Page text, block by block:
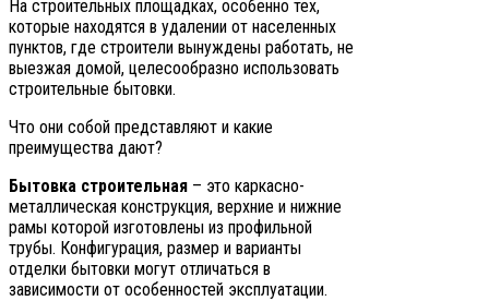
На строительных площадках, особенно тех,
которые находятся в удалении от населенных
пунктов, где строители вынуждены работать, не
выезжая домой, целесообразно использовать
строительные бытовки.
Что они собой представляют и какие
преимущества дают?
Бытовка строительная – это каркасно-
металлическая конструкция, верхние и нижние
рамы которой изготовлены из профильной
трубы. Конфигурация, размер и варианты
отделки бытовки могут отличаться в
зависимости от особенностей эксплуатации.